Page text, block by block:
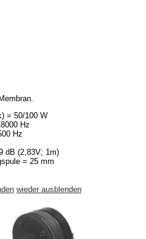
= 50/100 W
Hz
Hz
dB (2,83V; 1m)
= 25 mm
wieder ausblenden